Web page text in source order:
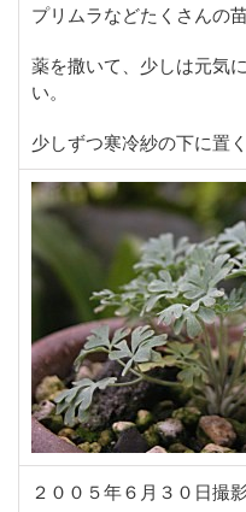
プリムラなどたくさんの
薬を撒いて、少しは元気
い。
少しずつ寒冷紗の下に置
２００５年６月３０日撮